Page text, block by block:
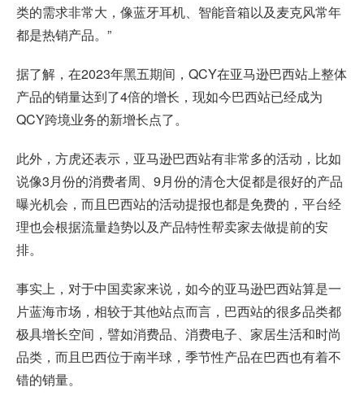
类的需求非常大，像蓝牙耳机、智能音箱以及麦克风常年
都是热销产品。”
据了解，在2023年黑五期间，QCY在亚马逊巴西站上整体
产品的销量达到了4倍的增长，现如今巴西站已经成为
QCY跨境业务的新增长点了。
此外，方虎还表示，亚马逊巴西站有非常多的活动，比如
说像3月份的消费者周、9月份的清仓大促都是很好的产品
曝光机会，而且巴西站的活动提报也都是免费的，平台经
理也会根据流量趋势以及产品特性帮卖家去做提前的安
排。
事实上，对于中国卖家来说，如今的亚马逊巴西站算是一
片蓝海市场，相较于其他站点而言，巴西站的很多品类都
极具增长空间，譬如消费品、消费电子、家居生活和时尚
品类，而且巴西位于南半球，季节性产品在巴西也有着不
错的销量。